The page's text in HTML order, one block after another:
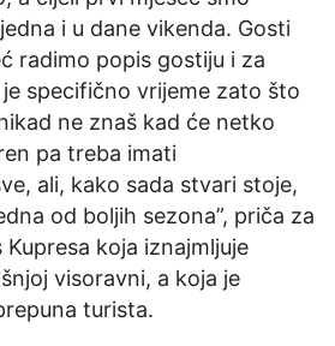
i u dane vikenda. Gosti
radimo popis gostiju i za
specifično vrijeme zato što
ne znaš kad će netko
pa treba imati
ali, kako sada stvari stoje,
od boljih sezona”, priča za
koja iznajmljuje
visoravni, a koja je
turista.